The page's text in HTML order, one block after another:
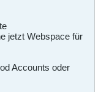
jetzt Webspace für
Accounts oder